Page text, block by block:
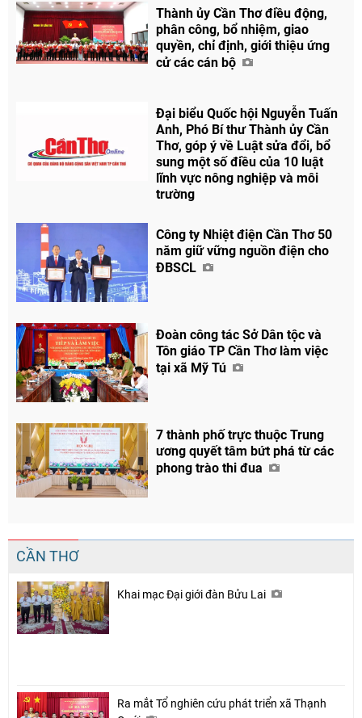
Facebook
Thành ủy Cần Thơ điều động,
phân công, bổ nhiệm, giao
quyền, chỉ định, giới thiệu ứng
cử các cán bộ
Đại biểu Quốc hội Nguyễn Tuấn
Anh, Phó Bí thư Thành ủy Cần
Thơ, góp ý về Luật sửa đổi, bổ
sung một số điều của 10 luật
lĩnh vực nông nghiệp và môi
trường
Công ty Nhiệt điện Cần Thơ 50
năm giữ vững nguồn điện cho
ĐBSCL
Đoàn công tác Sở Dân tộc và
Tôn giáo TP Cần Thơ làm việc
tại xã Mỹ Tú
7 thành phố trực thuộc Trung
ương quyết tâm bứt phá từ các
phong trào thi đua
CẦN THƠ
Khai mạc Đại giới đàn Bửu Lai
Ra mắt Tổ nghiên cứu phát triển xã Thạnh